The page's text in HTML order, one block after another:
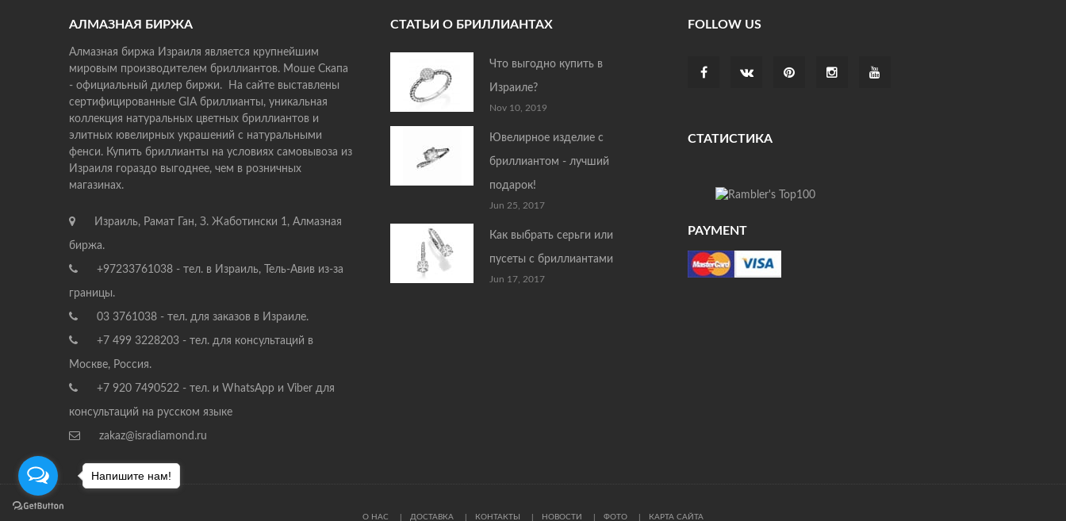
АЛМАЗНАЯ БИРЖА
Алмазная биржа Израиля является крупнейшим
мировым производителем бриллиантов. Моше Скапа
- официальный дилер биржи. На сайте выставлены
сертифицированные GIA бриллианты, уникальная
коллекция натуральных цветных бриллиантов и
элитных ювелирных украшений с натуральными
фенси. Купить бриллианты на условиях самовывоза из
Израиля гораздо выгоднее, чем в розничных
магазинах.
Израиль, Рамат Ган, З. Жаботински 1, Алмазная
биржа.
+97233761038 - тел. в Израиль, Тель-Авив из-за
границы.
03 3761038 - тел. для заказов в Израиле.
+7 499 3228203 - тел. для консультаций в
Москве, Россия.
+7 920 7490522 - тел. и WhatsApp и Viber для
консультаций на русском языке
zakaz@isradiamond.ru
СТАТЬИ О БРИЛЛИАНТАХ
Что выгодно купить в
Израиле?
Nov 10, 2019
Ювелирное изделие с
бриллиантом - лучший
подарок!
Jun 25, 2017
Как выбрать серьги или
пусеты с бриллиантами
Jun 17, 2017
FOLLOW US
СТАТИСТИКА
PAYMENT
О НАС ДОСТАВКА КОНТАКТЫ НОВОСТИ ФОТО КАРТА САЙТА
Напишите нам!